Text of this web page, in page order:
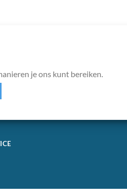
je ons kunt bereiken.